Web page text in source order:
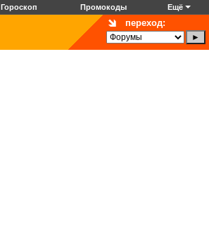
Гороскоп Промокоды Ещё
переход: